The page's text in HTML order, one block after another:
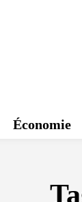
Économie